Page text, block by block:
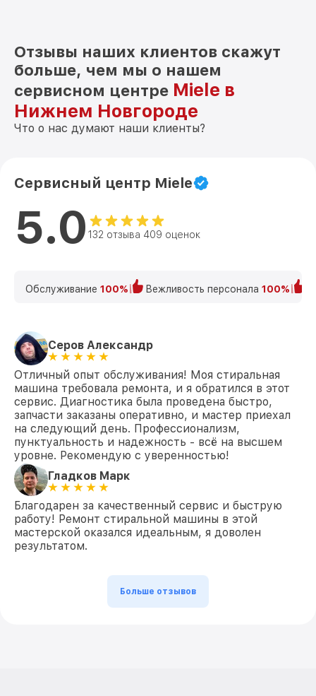
Отзывы наших клиентов скажут
больше, чем мы о нашем
сервисном центре Miele в
Нижнем Новгороде
Что о нас думают наши клиенты?
Сервисный центр Miele
5.0 132 отзыва 409 оценок
Обслуживание 100% Вежливость персонала 100%
Серов Александр
Отличный опыт обслуживания! Моя стиральная
машина требовала ремонта, и я обратился в этот
сервис. Диагностика была проведена быстро,
запчасти заказаны оперативно, и мастер приехал
на следующий день. Профессионализм,
пунктуальность и надежность - всё на высшем
уровне. Рекомендую с уверенностью!
Гладков Марк
Благодарен за качественный сервис и быструю
работу! Ремонт стиральной машины в этой
мастерской оказался идеальным, я доволен
результатом.
Больше отзывов